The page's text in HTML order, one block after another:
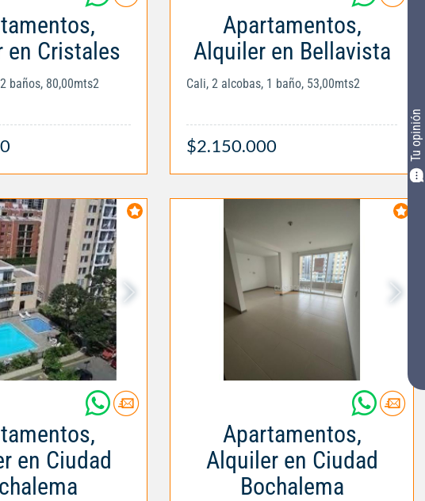
Tu opinión
en Cristales
baños, 80,00mts2
Apartamentos,
Alquiler en Bellavista
Cali, 2 alcobas, 1 baño, 53,00mts2
$2.150.000
en Ciudad
Apartamentos,
Alquiler en Ciudad
Bochalema